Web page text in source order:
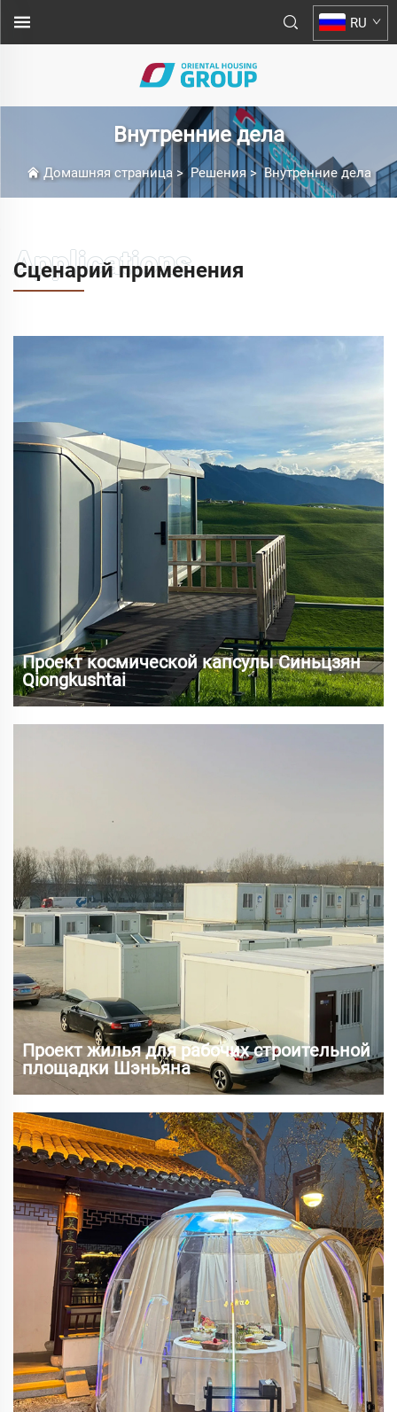
RU
Внутренние дела
Домашняя страница> Решения>Внутренние дела
Сценарий применения
Проект космической капсулы Синьцзян
Qiongkushtai
Проект жилья для рабочих строительной
площадки Шэньяна
Шэньяне и непрерывным развитием строительства
инфраструктуры, значительно возрос спрос на
временное жилье и офисные помещения на
строительной площадке. Традиционные...